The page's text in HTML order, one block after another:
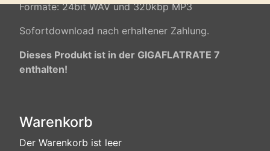
Formate: 24bit WAV und 320kbp MP3
Sofortdownload nach erhaltener Zahlung.
Dieses Produkt ist in der GIGAFLATRATE 7
enthalten!
Warenkorb
Der Warenkorb ist leer